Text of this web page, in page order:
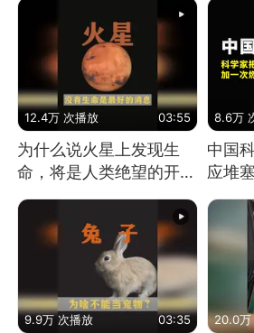
12.4万 次播放 03:55
为什么说火星上发现生
命，将是人类绝望的开
始？
8.6万
中国
应堆
料能
9.9万 次播放 03:35 20.0万